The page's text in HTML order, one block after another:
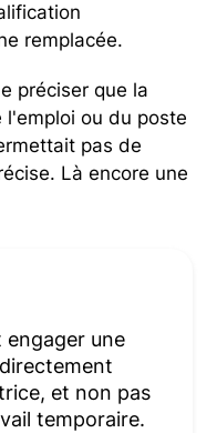
remplacée.
préciser que la
ou du poste
pas de
Là encore une
engager une
et non pas
temporaire.